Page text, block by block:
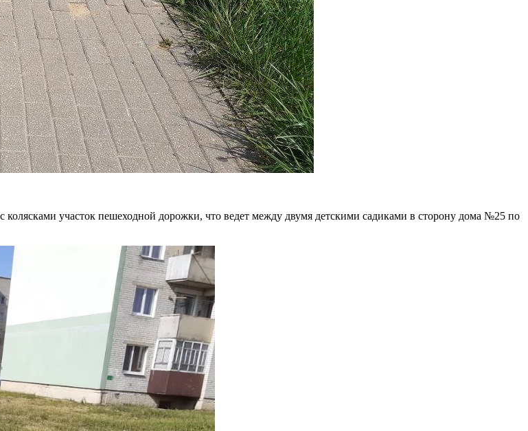
участок пешеходной дорожки, что ведет между двумя детскими садиками в сторону дома №25 по